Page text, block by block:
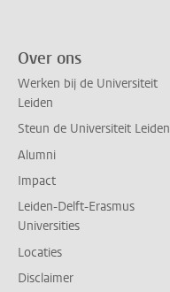
Over ons
Werken bij de Universiteit
Leiden
Steun de Universiteit Leiden
Alumni
Impact
Leiden-Delft-Erasmus
Universities
Locaties
Disclaimer